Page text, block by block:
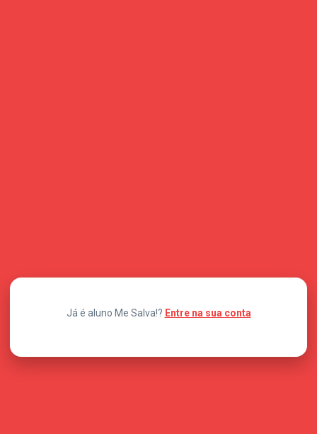
Já é aluno Me Salva!? Entre na sua conta